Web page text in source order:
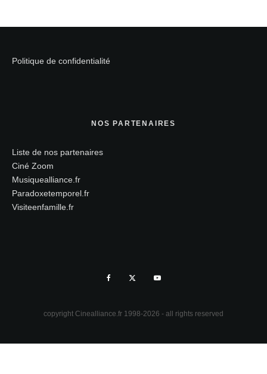
Politique de confidentialité
NOS PARTENAIRES
Liste de nos partenaires
Ciné Zoom
Musiquealliance.fr
Paradoxetemporel.fr
Visiteenfamille.fr
copyright Cinealliance.fr 1998-2026 - all rights reserved